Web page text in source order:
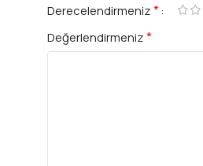
Derecelendirmeniz*
Değerlendirmeniz*